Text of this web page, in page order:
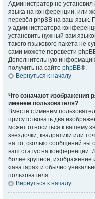
Администратор не установил
языка на конференции, или
перевёл phpBB на ваш язык.
у администратора
установить нужный вам
такого языкового пакета не
сами можете перевести
Дополнительную
получить на сайте phpBB®.
Вернуться к началу
Что означают изображения
именем пользователя?
Вместе с именем
присутствовать два
может относиться к вашему
звёздочки, квадратики или
на то, сколько сообщений вы
ваш статус на конференции.
более крупное, изображение
«аватара» и обычно
пользователя.
Вернуться к началу